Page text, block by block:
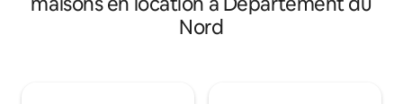
Cardinal De La TOUR d'AUVERGNE a
décider de construire sa "Résidence
Jans Cappel,
Nord